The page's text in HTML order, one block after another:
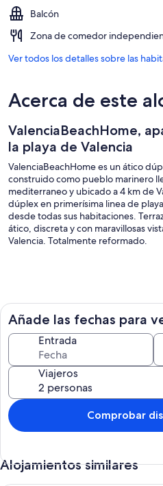
Balcón
Zona de comedor
Ver todos los detalles sobre las
Acerca de este
ValenciaBeachHome,
la playa de Valencia
ValenciaBeachHome es un ático
construido como pueblo marinero
mediterraneo y ubicado a 4 km de
dúplex en primerísima linea de
desde todas sus habitaciones.
ático, discreta y con maravillosas
Valencia. Totalmente reformado.
Añade las fechas para
Entrada
Viajeros
Comprobar
Alojamientos similares